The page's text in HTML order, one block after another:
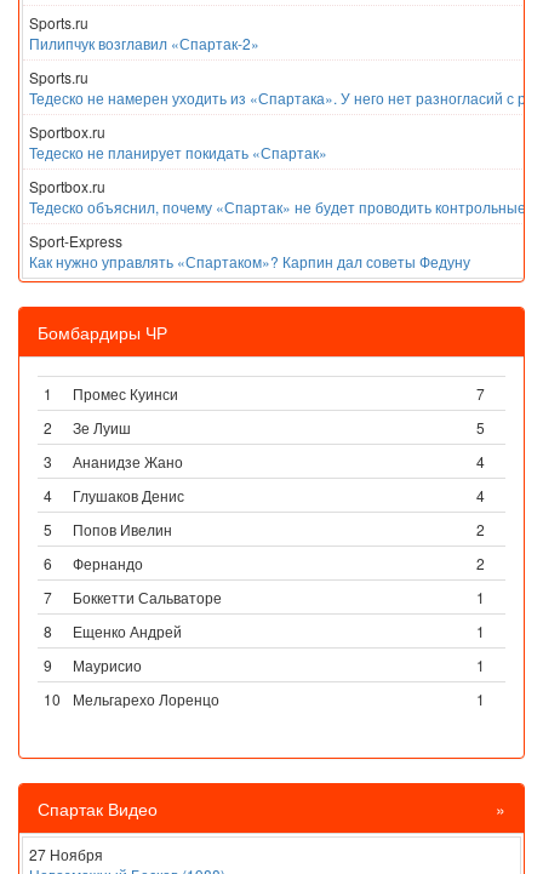
Sports.ru
Пилипчук возглавил «Спартак-2»
Sports.ru
Тедеско не намерен уходить из «Спартака». У него нет разногласий с
Sportbox.ru
Тедеско не планирует покидать «Спартак»
Sportbox.ru
Тедеско объяснил, почему «Спартак» не будет проводить контрольные
Sport-Express
Как нужно управлять «Спартаком»? Карпин дал советы Федуну
Бомбардиры ЧР
1 Промес Куинси
7
2
Зе Луиш
5
3
Ананидзе Жано
4
4
Глушаков Денис
4
5
Попов Ивелин
2
6
Фернандо
2
7
Боккетти Сальваторе
1
8
Ещенко Андрей
1
9
Маурисио
1
10
Мельгарехо Лоренцо 1
Спартак Видео »
27 Ноября